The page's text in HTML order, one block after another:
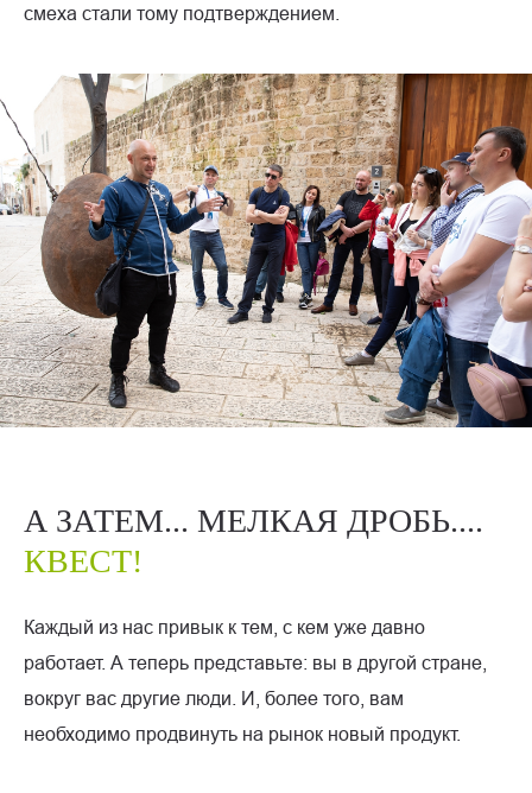
смеха стали тому подтверждением.
А ЗАТЕМ... МЕЛКАЯ ДРОБЬ....
КВЕСТ!
Каждый из нас привык к тем, с кем уже давно
работает. А теперь представьте: вы в другой стране,
вокруг вас другие люди. И, более того, вам
необходимо продвинуть на рынок новый продукт.